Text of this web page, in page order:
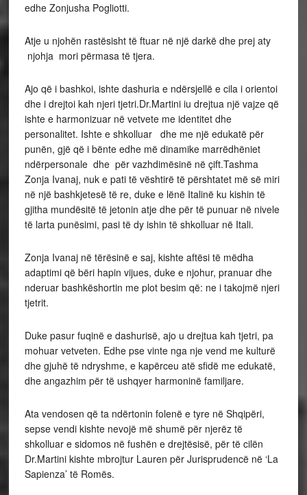
edhe Zonjusha Pogliotti.
Atje u njohën rastësisht të ftuar në një darkë dhe prej aty
njohja mori përmasa të tjera.
Ajo që i bashkoi, ishte dashuria e ndërsjellë e cila i orientoi
dhe i drejtoi kah njeri tjetri.Dr.Martini iu drejtua një vajze që
ishte e harmonizuar në vetvete me identitet dhe
personalitet. Ishte e shkolluar dhe me një edukatë për
punën, gjë që i bënte edhe më dinamike marrëdhëniet
ndërpersonale dhe për vazhdimësinë në çift.Tashma
Zonja Ivanaj, nuk e pati të vështirë të përshtatet më së miri
në një bashkjetesë të re, duke e lënë Italinë ku kishin të
gjitha mundësitë të jetonin atje dhe për të punuar në nivele
të larta punësimi, pasi të dy ishin të shkolluar në Itali.
Zonja Ivanaj në tërësinë e saj, kishte aftësi të mëdha
adaptimi që bëri hapin vijues, duke e njohur, pranuar dhe
nderuar bashkëshortin me plot besim që: ne i takojmë njeri
tjetrit.
Duke pasur fuqinë e dashurisë, ajo u drejtua kah tjetri, pa
mohuar vetveten. Edhe pse vinte nga nje vend me kulturë
dhe gjuhë të ndryshme, e kapërceu atë sfidë me edukatë,
dhe angazhim për të ushqyer harmoninë familjare.
Ata vendosen që ta ndërtonin folenë e tyre në Shqipëri,
sepse vendi kishte nevojë më shumë për njerëz të
shkolluar e sidomos në fushën e drejtësisë, për të cilën
Dr.Martini kishte mbrojtur Lauren për Jurisprudencë në ‘La
Sapienza’ të Romës.